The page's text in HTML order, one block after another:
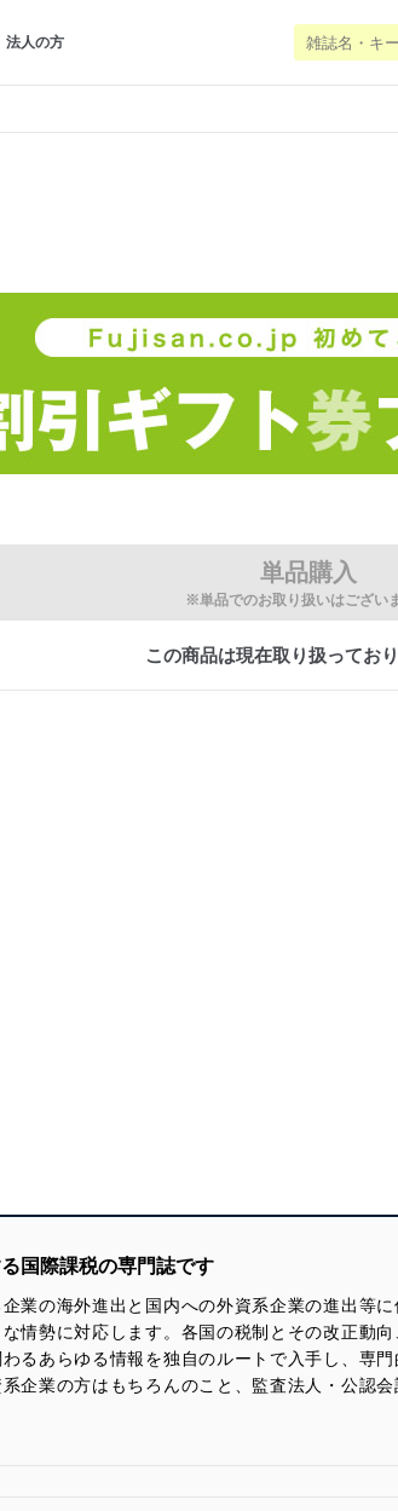
法人の方
単品購入
※単品でのお取り扱いはござい
この商品は現在取り扱ってお
国際課税の専門誌です
業の海外進出と国内への外資系企業の進出等
情勢に対応します。各国の税制とその改正動
るあらゆる情報を独自のルートで入手し、専
企業の方はもちろんのこと、監査法人・公認